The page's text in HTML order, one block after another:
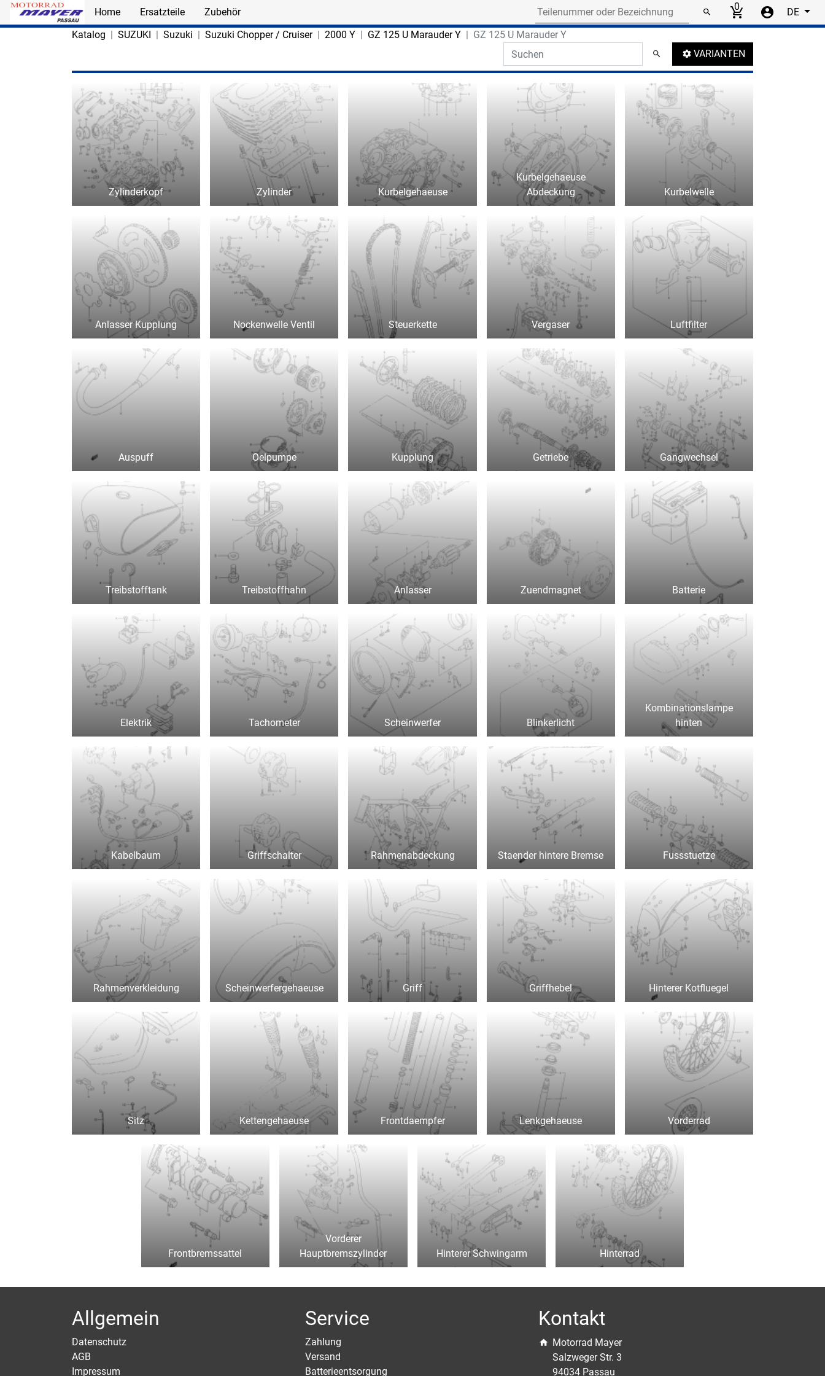
Skip to main content
Home Ersatzteile Zubehör 0
DE
Katalog
SUZUKI Suzuki Suzuki Chopper / Cruiser 2000 Y GZ 125 U Marauder Y
GZ 125 U Marauder Y
Search thumbnails
VARIANTEN
Zylinderkopf Zylinder Kurbelgehaeuse
Kurbelgehaeuse
Abdeckung
Kurbelwelle
Anlasser Kupplung Nockenwelle Ventil Steuerkette Vergaser Luftfilter
Auspuff Oelpumpe Kupplung Getriebe Gangwechsel
Treibstofftank Treibstoffhahn Anlasser Zuendmagnet Batterie
Elektrik Tachometer Scheinwerfer Blinkerlicht
Kombinationslampe
hinten
Kabelbaum Griffschalter Rahmenabdeckung Staender hintere Bremse Fussstuetze
Rahmenverkleidung Scheinwerfergehaeuse Griff Griffhebel Hinterer Kotfluegel
Sitz Kettengehaeuse Frontdaempfer Lenkgehaeuse Vorderrad
Frontbremssattel
Vorderer
Hauptbremszylinder
Hinterer Schwingarm Hinterrad
Allgemein
Datenschutz
AGB
Impressum
Service
Zahlung
Versand
Batterieentsorgung
Kontakt
Motorrad Mayer
Salzweger Str. 3
94034 Passau